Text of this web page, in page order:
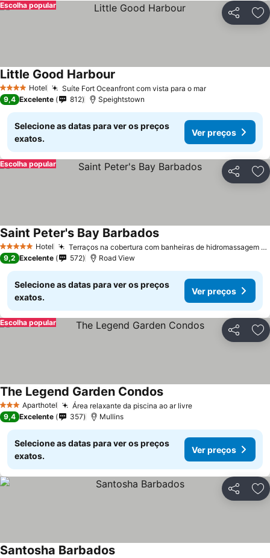
Partilhar
Escolha popular
4 EstrelasHotel Suíte Fort Oceanfront com vista para o mar
Little Good Harbour
9,4 Excelente 812 Speightstown
Selecione as datas para ver os preços
exatos.
Ver preços
Partilhar
Escolha popular
5 Estrelas Hotel Terraços na cobertura com banheiras de hidromassagem privativas
Saint Peter's Bay Barbados
9,2 Excelente 572 Road View
Selecione as datas para ver os preços
exatos.
Ver preços
Partilhar
Escolha popular
3 EstrelasAparthotel Área relaxante da piscina ao ar livre
The Legend Garden Condos
9,4 Excelente 357 Mullins
Selecione as datas para ver os preços
exatos.
Ver preços
Partilhar
Santosha Barbados